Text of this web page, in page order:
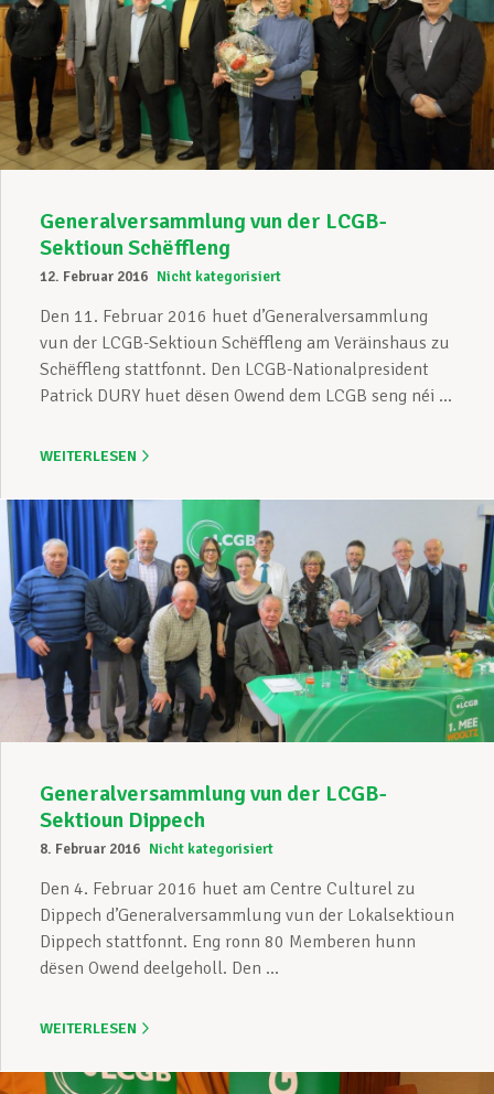
Generalversammlung vun der LCGB-
Sektioun Schëffleng
12. Februar 2016 Nicht kategorisiert
Den 11. Februar 2016 huet d’Generalversammlung
vun der LCGB-Sektioun Schëffleng am Veräinshaus zu
Schëffleng stattfonnt. Den LCGB-Nationalpresident
Patrick DURY huet dësen Owend dem LCGB seng néi ...
WEITERLESEN
Generalversammlung vun der LCGB-
Sektioun Dippech
8. Februar 2016 Nicht kategorisiert
Den 4. Februar 2016 huet am Centre Culturel zu
Dippech d’Generalversammlung vun der Lokalsektioun
Dippech stattfonnt. Eng ronn 80 Memberen hunn
dësen Owend deelgeholl. Den ...
WEITERLESEN